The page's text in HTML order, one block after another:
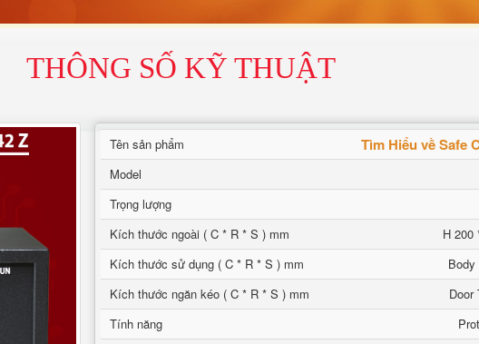
THÔNG SỐ KỸ THUẬT
Tên sản phẩm Tìm Hiểu về Safe
Model
Trọng lượng
Kích thước ngoài ( C * R * S ) mm
H 200
Kích thước sử dụng ( C * R * S ) mm
Kích thước ngăn kéo ( C * R * S ) mm
Door
Tính năng